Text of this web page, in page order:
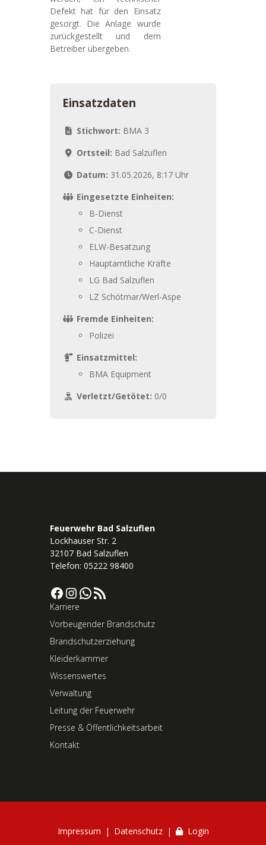
Defekt hat für den Einsatz
gesorgt. Die Anlage wurde
zurückgestellt und dem
Betreiber übergeben.
Einsatzdaten
Stichwort: BMA 3
Ortsteil: Bad Salzuflen
Datum: 31.05.2026, 8:17 Uhr
Eingesetzte Einheiten:
B-Dienst
C-Dienst
ELW-Besatzung
Hauptamtliche Kräfte
LG Bad Salzuflen
LZ Schötmar/Werl-Aspe
Fremde Einheiten:
Polizei
Einsatzmittel:
BMA Equipment
Verletzt/Getötet: 0/0
Feuerwehr Bad Salzuflen
Lockhauser Str. 2
32107 Bad Salzuflen
Telefon: 05222 98400
Facebook InstagramWhatsApp RSS-Feed
Karriere
Vorbeugender Brandschutz
Brandschutzerziehung
Kleiderkammer
Wissenswertes
Verwaltung
Leitung der Feuerwehr
Presse & Öffentlichkeitsarbeit
Kontakt
Impressum Datenschutz Login